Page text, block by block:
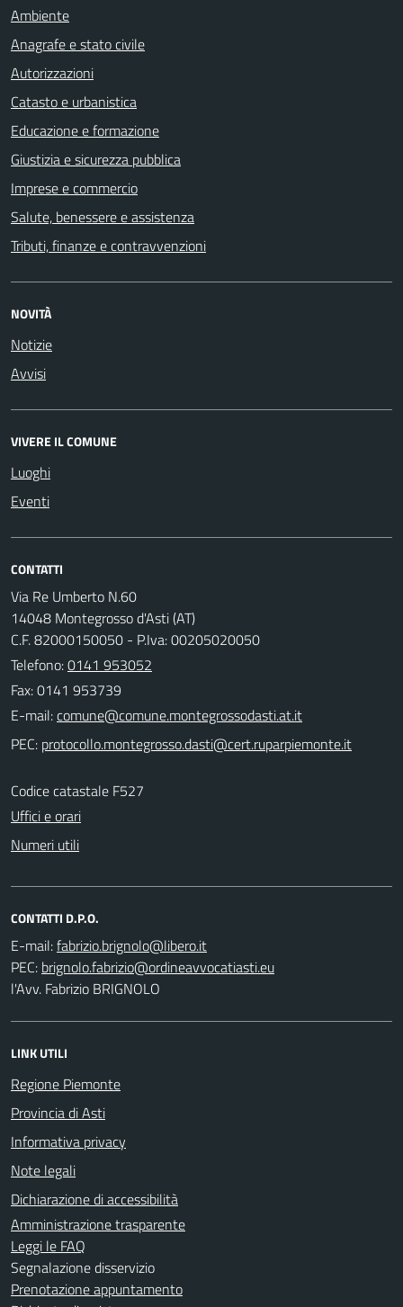
Ambiente
Anagrafe e stato civile
Autorizzazioni
Catasto e urbanistica
Educazione e formazione
Giustizia e sicurezza pubblica
Imprese e commercio
Salute, benessere e assistenza
Tributi, finanze e contravvenzioni
NOVITÀ
Notizie
Avvisi
VIVERE IL COMUNE
Luoghi
Eventi
CONTATTI
Via Re Umberto N.60
14048 Montegrosso d'Asti (AT)
C.F. 82000150050 - P.Iva: 00205020050
Telefono:0141 953052
Fax: 0141 953739
E-mail:
PEC:
Codice catastale F527
Uffici e orari
Numeri utili
CONTATTI D.P.O.
E-mail:
PEC:
l'Avv. Fabrizio BRIGNOLO
LINK UTILI
Regione Piemonte
Provincia di Asti
Informativa privacy
Note legali
Dichiarazione di accessibilità
Amministrazione trasparente
Leggi le FAQ
Segnalazione disservizio
Prenotazione appuntamento